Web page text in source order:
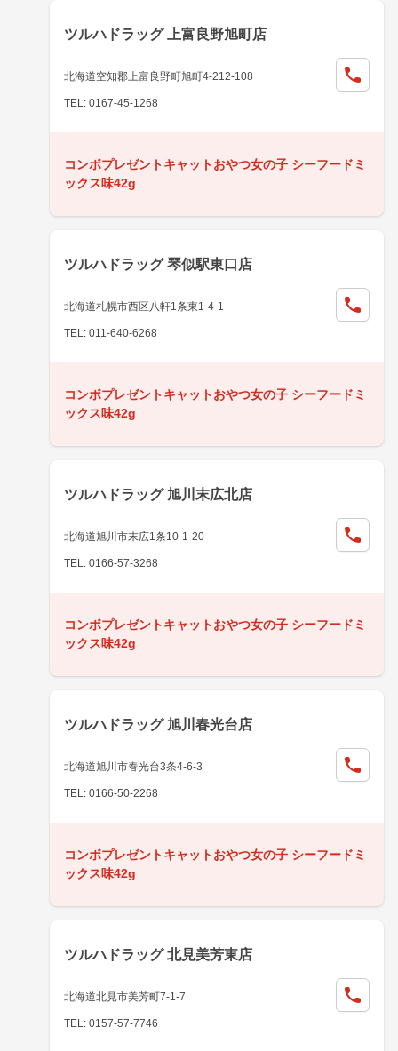
ツルハドラッグ 上富良野旭町店
北海道空知郡上富良野町旭町4-212-108
TEL: 0167-45-1268
コンボプレゼントキャットおやつ女の子 シーフードミ
ックス味42g
ツルハドラッグ 琴似駅東口店
北海道札幌市西区八軒1条東1-4-1
TEL: 011-640-6268
コンボプレゼントキャットおやつ女の子 シーフードミ
ックス味42g
ツルハドラッグ 旭川末広北店
北海道旭川市末広1条10-1-20
TEL: 0166-57-3268
コンボプレゼントキャットおやつ女の子 シーフードミ
ックス味42g
ツルハドラッグ 旭川春光台店
北海道旭川市春光台3条4-6-3
TEL: 0166-50-2268
コンボプレゼントキャットおやつ女の子 シーフードミ
ックス味42g
ツルハドラッグ 北見美芳東店
北海道北見市美芳町7-1-7
TEL: 0157-57-7746